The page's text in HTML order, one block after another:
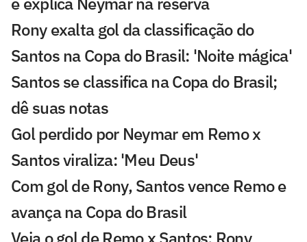
Rony exalta gol da classificação do
Santos na Copa do Brasil: 'Noite mágica'
Santos se classifica na Copa do Brasil;
dê suas notas
Gol perdido por Neymar em Remo x
Santos viraliza: 'Meu Deus'
Com gol de Rony, Santos vence Remo e
avança na Copa do Brasil